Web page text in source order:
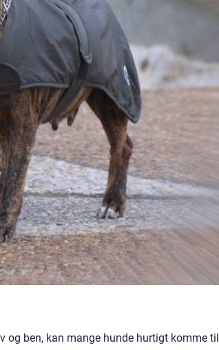
og ben, kan mange hunde hurtigt komme til